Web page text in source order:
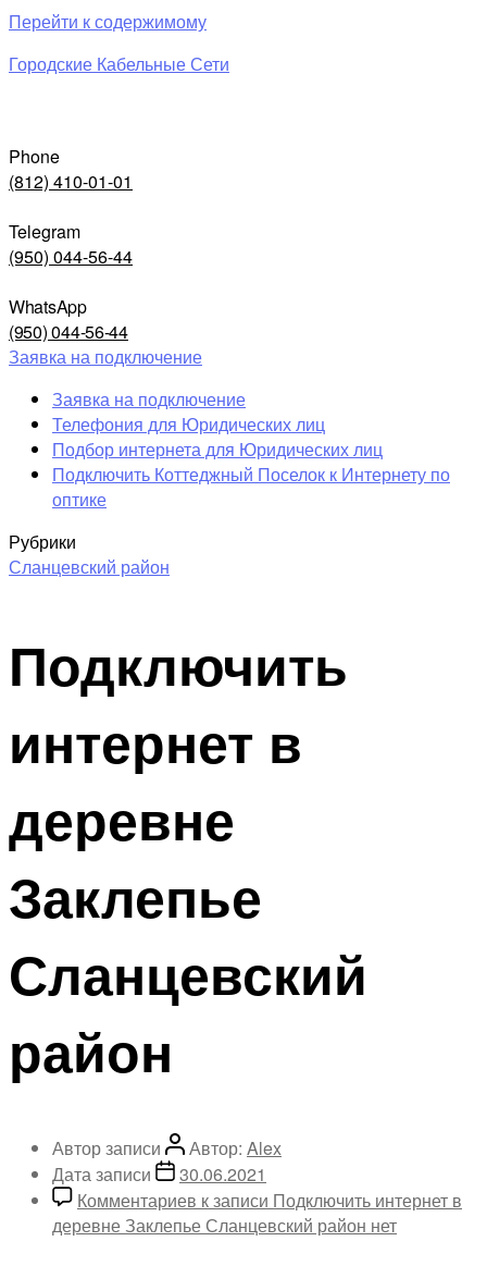
Перейти к содержимому
Городские Кабельные Сети
Phone
(812) 410-01-01
Telegram
(950) 044-56-44
WhatsApp
(950) 044-56-44
Заявка на подключение
Заявка на подключение
Телефония для Юридических лиц
Подбор интернета для Юридических лиц
Подключить Коттеджный Поселок к Интернету по
оптике
Рубрики
Сланцевский район
Подключить
интернет в
деревне
Заклепье
Сланцевский
район
Автор записи Автор: Alex
Дата записи
30.06.2021
Комментариев к записи Подключить интернет в
деревне Заклепье Сланцевский район нет